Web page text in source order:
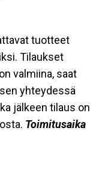
tuotteet
Tilaukset
valmiina, saat
yhteydessä
jälkeen tilaus on
Toimitusaika